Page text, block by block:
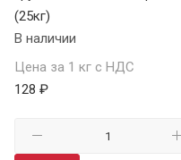
(25кг)
В наличии
Цена за 1 кг с НДС
128 ₽